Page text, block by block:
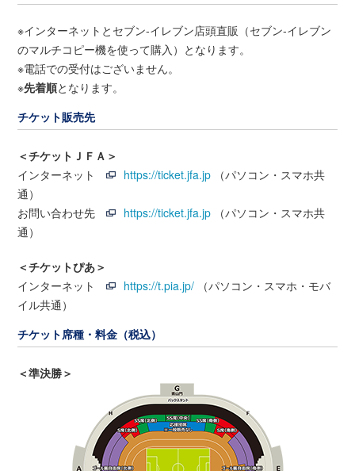
※インターネットとセブン‐イレブン店頭直販（セブン‐イレブン
のマルチコピー機を使って購入）となります。
※電話での受付はございません。
※先着順となります。
チケット販売先
＜チケットＪＦＡ＞
インターネット
https://ticket.jfa.jp （パソコン・スマホ共
通）
お問い合わせ先
https://ticket.jfa.jp （パソコン・スマホ共
通）
＜チケットぴあ＞
インターネット
https://t.pia.jp/ （パソコン・スマホ・モバ
イル共通）
チケット席種・料金（税込）
＜準決勝＞